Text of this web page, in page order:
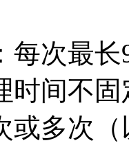
每次最
时间不
或多次